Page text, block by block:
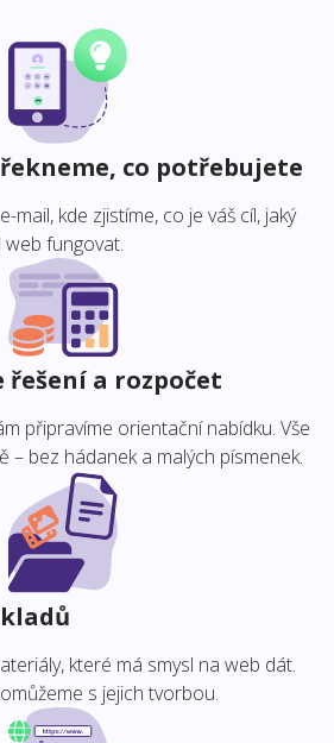
co potřebujete
kde zjistíme, co je váš cíl, jaký
fungovat.
řešení a rozpočet
připravíme orientační nabídku. Vše
– bez hádanek a malých písmenek.
které má smysl na web dát.
s jejich tvorbou.